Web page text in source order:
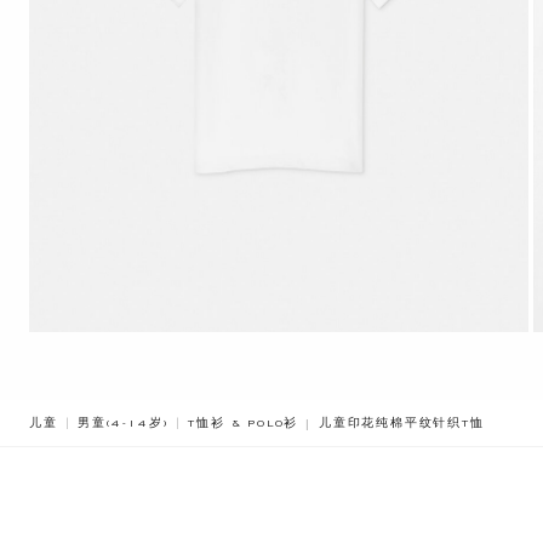
儿童 男童(4-14岁) T恤衫 & POLO衫 儿童印花纯棉平纹针织T恤